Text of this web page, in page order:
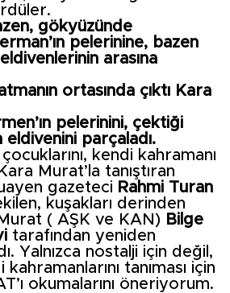
gökyüzünde
pelerinine, bazen
arasına
ortasında çıktı Kara
pelerinini, çektiği
eldivenini parçaladı.
kendi kahramanı
Murat’la tanıştıran
gazeteci Rahmi Turan
kuşakları derinden
( AŞK ve KAN) Bilge
tarafından yeniden
Yalnızca nostalji için değil,
tanıması için
okumalarını öneriyorum.